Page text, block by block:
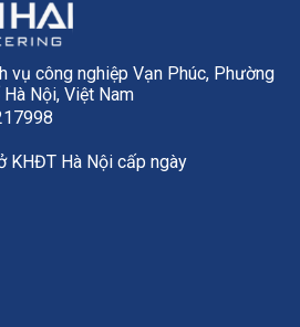
vụ công nghiệp Vạn Phúc, Phường
Nội, Việt Nam
KHĐT Hà Nội cấp ngày